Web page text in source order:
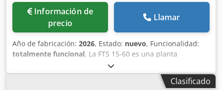
Información de
precio
Llamar
Año de fabricación: 2026, Estado: nuevo, Funcionalidad:
totalmente funcional, La FTS 15-60 es una planta
compacta y pesada sobre camión con estructura de acero
y criba de tres pisos. También integra un sistema de
desplazamiento sobre orugas y una estructura robusta.
Clasificado